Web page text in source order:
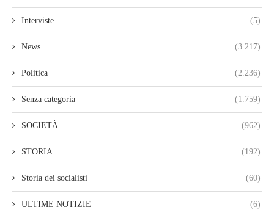
Interviste (5)
News (3.217)
Politica (2.236)
Senza categoria (1.759)
SOCIETÀ (962)
STORIA (192)
Storia dei socialisti (60)
ULTIME NOTIZIE (6)